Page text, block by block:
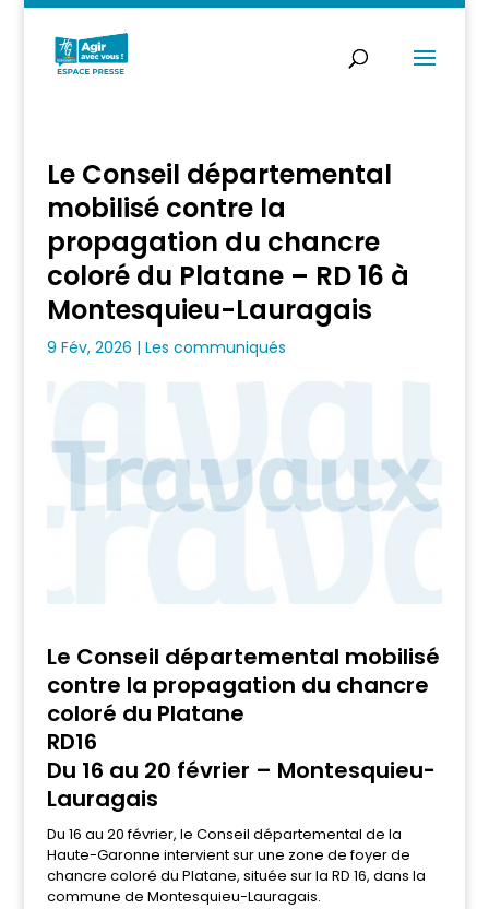
Le Conseil départemental
mobilisé contre la
propagation du chancre
coloré du Platane – RD 16 à
Montesquieu-Lauragais
9 Fév, 2026 | Les communiqués
Le Conseil départemental mobilisé
contre la propagation du chancre
coloré du Platane
RD16
Du 16 au 20 février – Montesquieu-
Lauragais
Du 16 au 20 février, le Conseil départemental de la
Haute-Garonne intervient sur une zone de foyer de
chancre coloré du Platane, située sur la RD 16, dans la
commune de Montesquieu-Lauragais.